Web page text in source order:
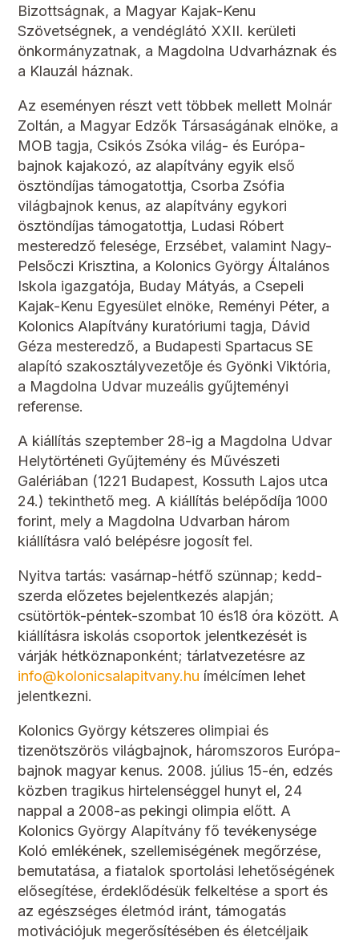
Bizottságnak, a Magyar Kajak-Kenu
Szövetségnek, a vendéglátó XXII. kerületi
önkormányzatnak, a Magdolna Udvarháznak és
a Klauzál háznak.
Az eseményen részt vett többek mellett Molnár
Zoltán, a Magyar Edzők Társaságának elnöke, a
MOB tagja, Csikós Zsóka világ- és Európa-
bajnok kajakozó, az alapítvány egyik első
ösztöndíjas támogatottja, Csorba Zsófia
világbajnok kenus, az alapítvány egykori
ösztöndíjas támogatottja, Ludasi Róbert
mesteredző felesége, Erzsébet, valamint Nagy-
Pelsőczi Krisztina, a Kolonics György Általános
Iskola igazgatója, Buday Mátyás, a Csepeli
Kajak-Kenu Egyesület elnöke, Reményi Péter, a
Kolonics Alapítvány kuratóriumi tagja, Dávid
Géza mesteredző, a Budapesti Spartacus SE
alapító szakosztályvezetője és Gyönki Viktória,
a Magdolna Udvar muzeális gyűjteményi
referense.
A kiállítás szeptember 28-ig a Magdolna Udvar
Helytörténeti Gyűjtemény és Művészeti
Galériában (1221 Budapest, Kossuth Lajos utca
24.) tekinthető meg. A kiállítás belépődíja 1000
forint, mely a Magdolna Udvarban három
kiállításra való belépésre jogosít fel.
Nyitva tartás: vasárnap-hétfő szünnap; kedd-
szerda előzetes bejelentkezés alapján;
csütörtök-péntek-szombat 10 és18 óra között. A
kiállításra iskolás csoportok jelentkezését is
várják hétköznaponként; tárlatvezetésre az
info@kolonicsalapitvany.hu ímélcímen lehet
jelentkezni.
Kolonics György kétszeres olimpiai és
tizenötszörös világbajnok, háromszoros Európa-
bajnok magyar kenus. 2008. július 15-én, edzés
közben tragikus hirtelenséggel hunyt el, 24
nappal a 2008-as pekingi olimpia előtt. A
Kolonics György Alapítvány fő tevékenysége
Koló emlékének, szellemiségének megőrzése,
bemutatása, a fiatalok sportolási lehetőségének
elősegítése, érdeklődésük felkeltése a sport és
az egészséges életmód iránt, támogatás
motivációjuk megerősítésében és életcéljaik